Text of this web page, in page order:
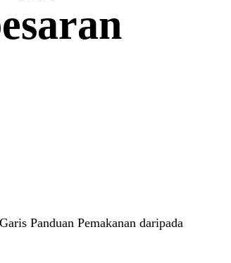
Panduan Pemakanan daripada